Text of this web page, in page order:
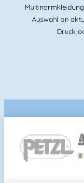
Auswahl an
Druck